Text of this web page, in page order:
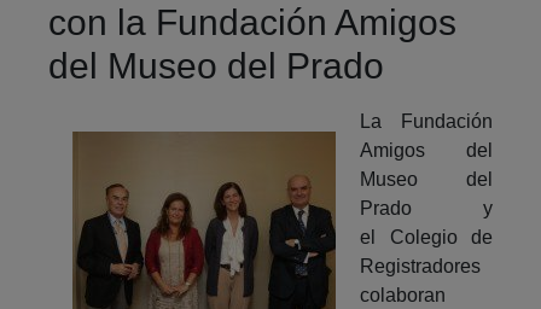
con la Fundación Amigos
del Museo del Prado
La Fundación
Amigos del
Museo del
Prado y
el Colegio de
Registradores
colaboran